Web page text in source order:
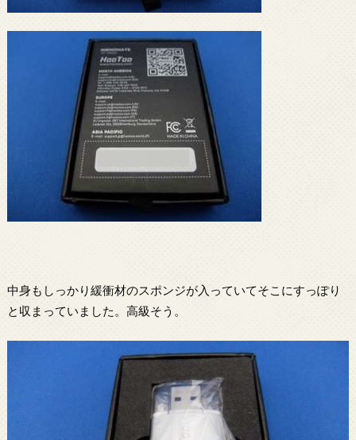
中身もしっかり緩衝材のスポンジが入っていてそこにすっぽり
と収まっていました。高級そう。